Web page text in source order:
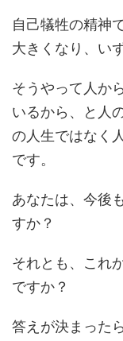
自己犠牲の精神
大きくなり、い
そうやって人か
いるから、と人
の人生ではなく
です。
あなたは、今後
すか？
それとも、これ
ですか？
答えが決まった